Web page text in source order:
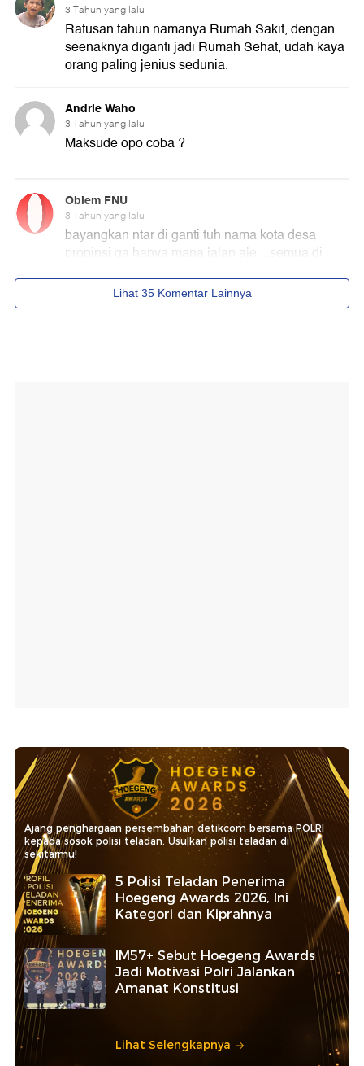
Ajang penghargaan persembahan detikcom bersama POLRI
kepada sosok polisi teladan. Usulkan polisi teladan di
sekitarmu!
5 Polisi Teladan Penerima
Hoegeng Awards 2026, Ini
Kategori dan Kiprahnya
IM57+ Sebut Hoegeng Awards
Jadi Motivasi Polri Jalankan
Amanat Konstitusi
Lihat Selengkapnya